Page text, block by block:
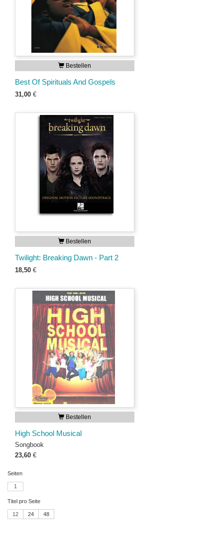
Bestellen
Best Of Spirituals And Gospels
31,00 €
Bestellen
Twilight: Breaking Dawn - Part 2
18,50 €
Bestellen
High School Musical
Songbook
23,60 €
Seiten
1
Titel pro Seite
12 24 48